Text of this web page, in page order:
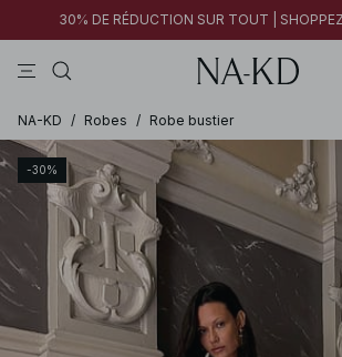
30% DE RÉDUCTION SUR TOUT |
NA-KD / Robes / Robe bustier
-30%